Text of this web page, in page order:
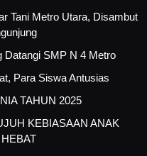
Tani Metro Utara, Disambut
Datangi SMP N 4 Metro
Para Siswa Antusias
TAHUN 2025
KEBIASAAN ANAK